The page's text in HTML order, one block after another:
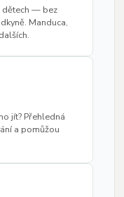
dětech — bez
Manduca,
jít? Přehledná
a pomůžou